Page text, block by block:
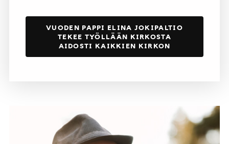
VUODEN PAPPI ELINA JOKIPALTIO
TEKEE TYÖLLÄÄN KIRKOSTA
AIDOSTI KAIKKIEN KIRKON